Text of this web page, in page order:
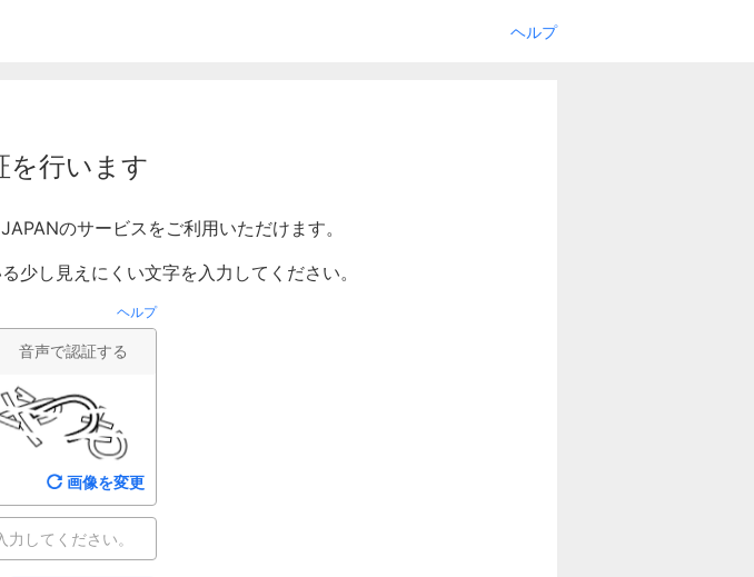
ヘルプ
を行います
のサービスをご利用いただけます。
少し見えにくい文字を入力してください。
ヘルプ
音声で認証する
画像を変更